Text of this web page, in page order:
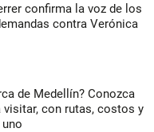
confirma la voz de los
contra Verónica
de Medellín? Conozca
visitar, con rutas, costos y